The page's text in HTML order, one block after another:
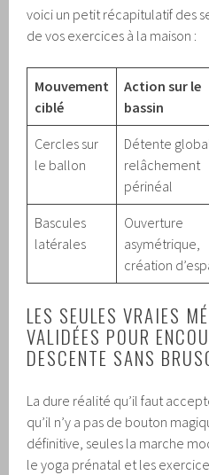
voici un petit récapitulatif des
de vos exercices à la maison :
Mouvement
ciblé
Action sur le
bassin
Cercles sur
le ballon
Détente
relâchement
périnéal
Bascules
latérales
Ouverture
asymétrique,
création
LES SEULES VRAIES
VALIDÉES POUR
DESCENTE SANS
La dure réalité qu’il faut
qu’il n’y a pas de bouton
définitive, seules la marche
le yoga prénatal et les